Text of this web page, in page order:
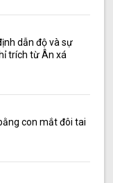
dẫn độ và sự
trích từ Ân xá
con mắt đôi tai